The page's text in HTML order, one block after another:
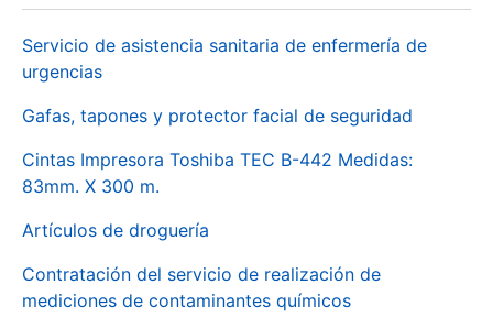
Servicio de asistencia sanitaria de enfermería de
urgencias
Gafas, tapones y protector facial de seguridad
Cintas Impresora Toshiba TEC B-442 Medidas:
83mm. X 300 m.
Artículos de droguería
Contratación del servicio de realización de
mediciones de contaminantes químicos